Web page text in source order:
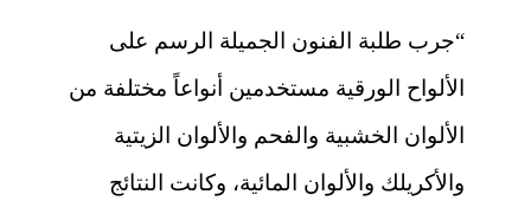
“جرب طلبة الفنون الجميلة الرسم على
الألواح الورقية مستخدمين أنواعاً مختلفة من
الألوان الخشبية والفحم والألوان الزيتية
والأكريلك والألوان المائية، وكانت النتائج